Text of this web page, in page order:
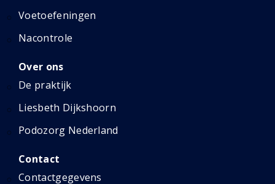
Voetoefeningen
Nacontrole
Over ons
De praktijk
Liesbeth Dijkshoorn
Podozorg Nederland
Contact
Contactgegevens